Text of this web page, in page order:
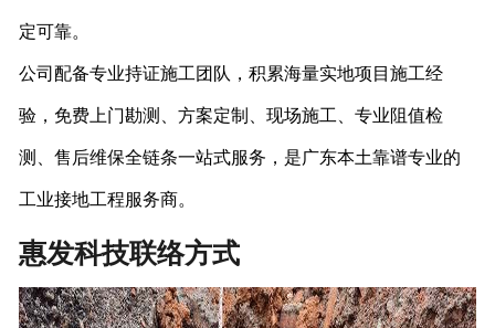
定可靠。
公司配备专业持证施工团队，积累海量实地项目施工经
验，免费上门勘测、方案定制、现场施工、专业阻值检
测、售后维保全链条一站式服务，是广东本土靠谱专业的
工业接地工程服务商。
惠发科技联络方式